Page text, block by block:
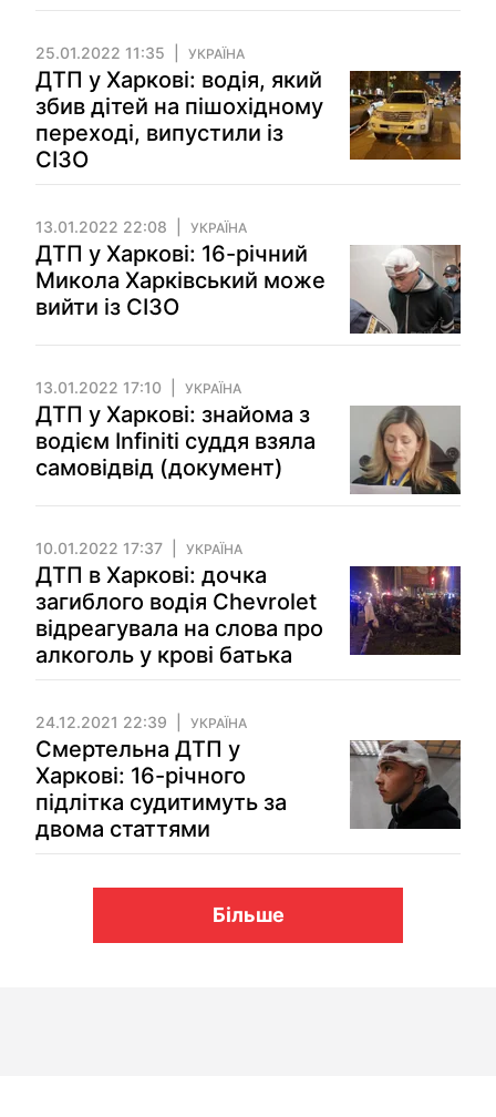
25.01.2022 11:35 УКРАЇНА
ДТП у Харкові: водія, який
збив дітей на пішохідному
переході, випустили із
СІЗО
13.01.2022 22:08 УКРАЇНА
ДТП у Харкові: 16-річний
Микола Харківський може
вийти із СІЗО
13.01.2022 17:10 УКРАЇНА
ДТП у Харкові: знайома з
водієм Infiniti суддя взяла
самовідвід (документ)
10.01.2022 17:37 УКРАЇНА
ДТП в Харкові: дочка
загиблого водія Chevrolet
відреагувала на слова про
алкоголь у крові батька
24.12.2021 22:39 УКРАЇНА
Смертельна ДТП у
Харкові: 16-річного
підлітка судитимуть за
двома статтями
Більше